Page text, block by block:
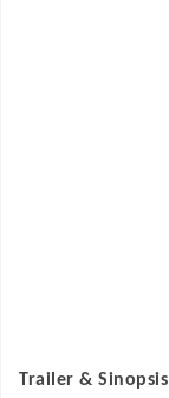
Trailer & Sinopsis